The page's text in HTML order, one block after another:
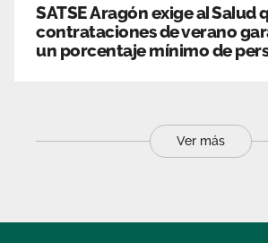
SATSE Aragón exige al Salud
contrataciones de verano
un porcentaje mínimo de
Ver más